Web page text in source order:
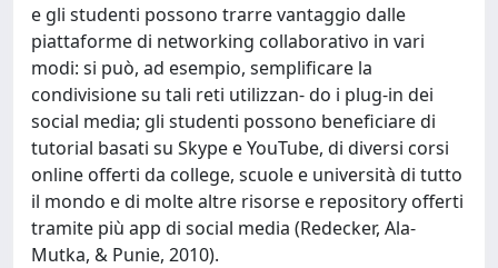
e gli studenti possono trarre vantaggio dalle
piattaforme di networking collaborativo in vari
modi: si può, ad esempio, semplificare la
condivisione su tali reti utilizzan- do i plug-in dei
social media; gli studenti possono beneficiare di
tutorial basati su Skype e YouTube, di diversi corsi
online offerti da college, scuole e università di tutto
il mondo e di molte altre risorse e repository offerti
tramite più app di social media (Redecker, Ala-
Mutka, & Punie, 2010).